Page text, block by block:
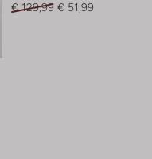
€ 129,99 € 51,99